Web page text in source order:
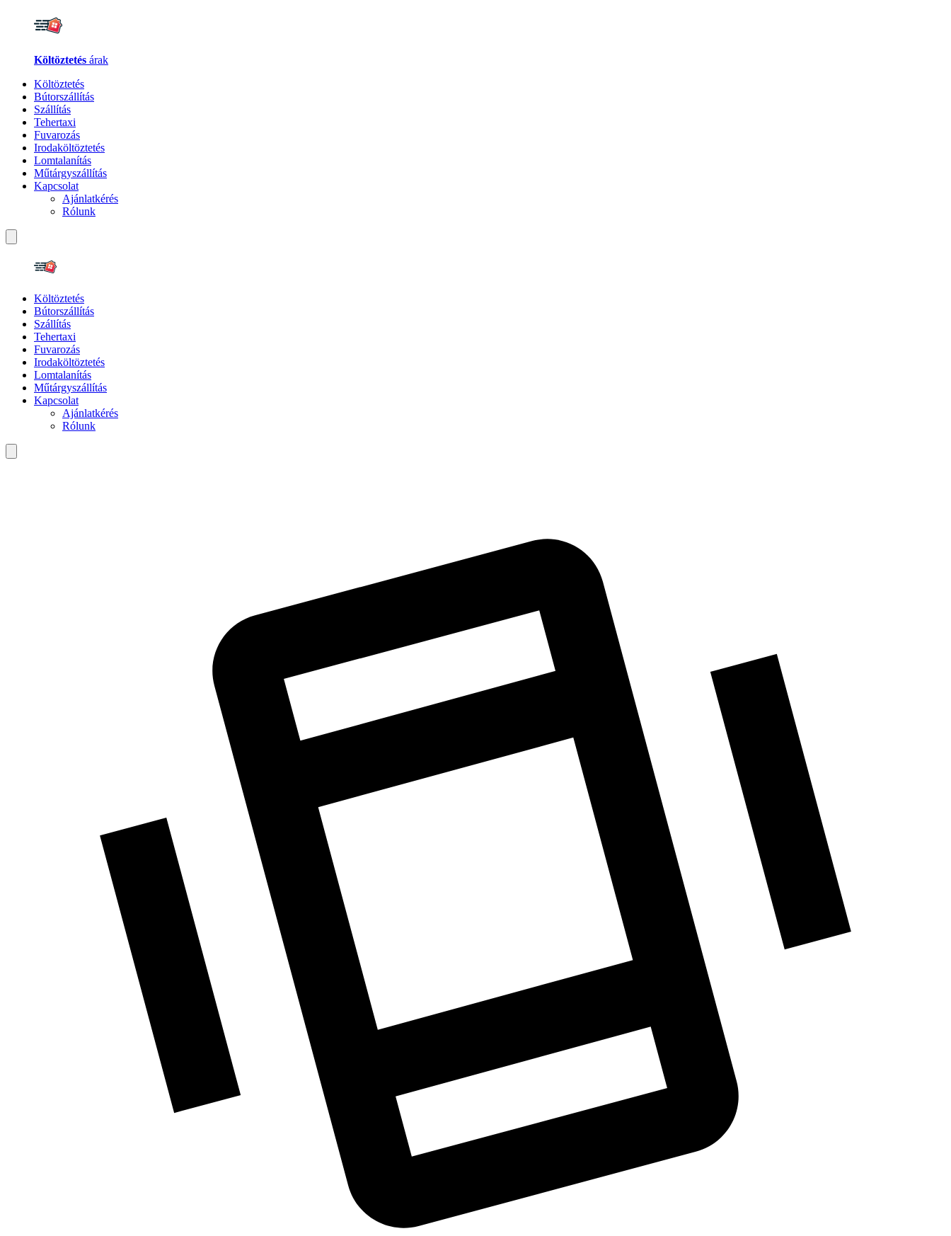
Költöztetés árak
Költöztetés
Bútorszállítás
Szállítás
Tehertaxi
Fuvarozás
Irodaköltöztetés
Lomtalanítás
Műtárgyszállítás
Kapcsolat
Ajánlatkérés
Rólunk
Költöztetés
Bútorszállítás
Szállítás
Tehertaxi
Fuvarozás
Irodaköltöztetés
Lomtalanítás
Műtárgyszállítás
Kapcsolat
Ajánlatkérés
Rólunk